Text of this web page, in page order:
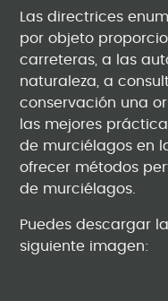
Las directrices
por objeto
carreteras, a las
naturaleza, a
conservación una
las mejores
de murciélagos en
ofrecer métodos
de murciélagos.
Puedes descargar
siguiente imagen: